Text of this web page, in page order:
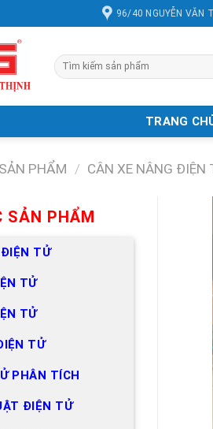
96/40 NGUYỄN VĂN
Tìm
kiếm:
TRANG
SẢN PHẨM / CÂN XE NÂNG ĐIỆN
SẢN PHẨM
TỬ
TỬ
TỬ
TỬ
PHÂN TÍCH
ĐIỆN TỬ